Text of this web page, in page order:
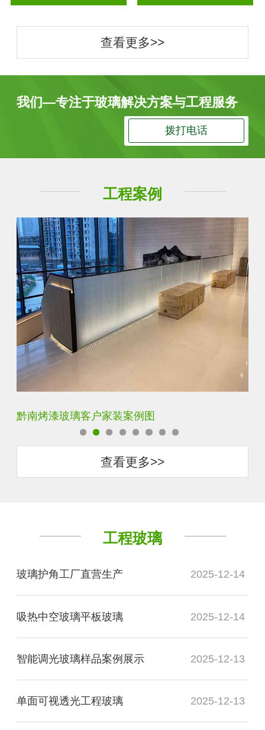
查看更多>>
我们—专注于玻璃解决方案与工程服务
拨打电话
工程案例
黔南单向透视玻璃客户家装案例图
查看更多>>
工程玻璃
玻璃护角工厂直营生产 2025-12-14
吸热中空玻璃平板玻璃 2025-12-14
智能调光玻璃样品案例展示 2025-12-13
单面可视透光工程玻璃 2025-12-13